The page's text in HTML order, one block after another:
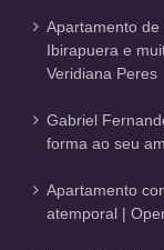
Apartamento de
Ibirapuera e
Veridiana Peres
Gabriel
forma ao seu
Apartamento
atemporal |